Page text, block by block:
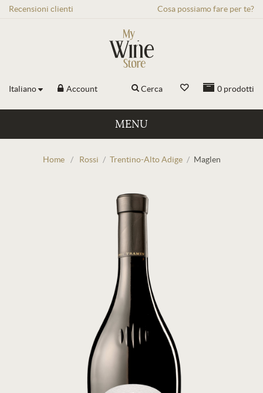
Recensioni clienti Cosa possiamo fare per te?
Italiano Account 0 prodotti
Cerca
MENU
Home / Rossi / Trentino-Alto Adige / Maglen